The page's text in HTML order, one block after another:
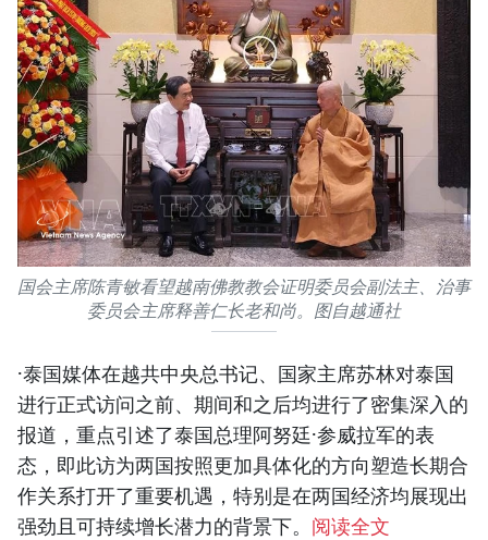
国会主席陈青敏看望越南佛教教会证明委员会副法主、治事
委员会主席释善仁长老和尚。图自越通社
·泰国媒体在越共中央总书记、国家主席苏林对泰国
进行正式访问之前、期间和之后均进行了密集深入的
报道，重点引述了泰国总理阿努廷·参威拉军的表
态，即此访为两国按照更加具体化的方向塑造长期合
作关系打开了重要机遇，特别是在两国经济均展现出
强劲且可持续增长潜力的背景下。 阅读全文